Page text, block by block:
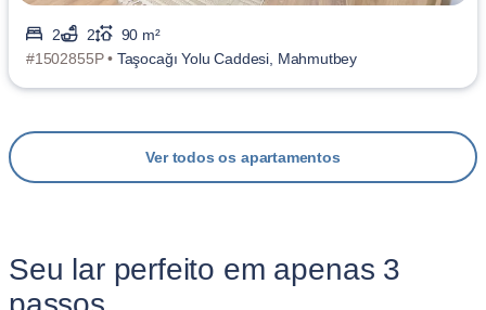
2 2
90 m²
#1502855P • Taşocağı Yolu Caddesi, Mahmutbey
Ver todos os apartamentos
Seu lar perfeito em apenas 3